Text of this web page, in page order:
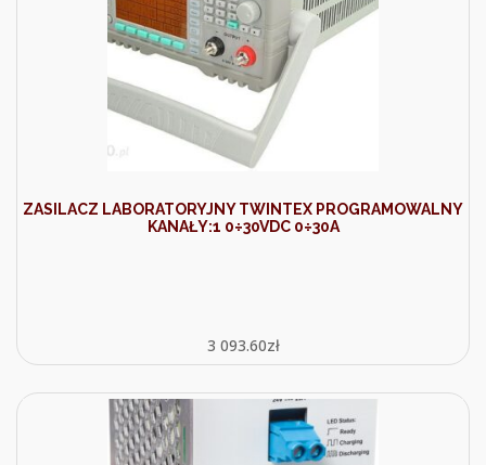
ZASILACZ LABORATORYJNY TWINTEX PROGRAMOWALNY
KANAŁY:1 0÷30VDC 0÷30A
3 093.60zł